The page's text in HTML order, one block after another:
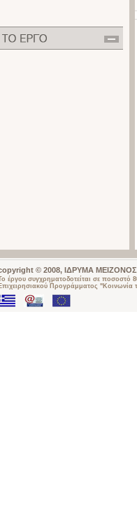
© 2008, ΙΔΡΥΜΑ
έργου συγχρηματοδοτείται σε ποσοστό
Επιχειρησιακού Προγράμματος "Κοινωνία